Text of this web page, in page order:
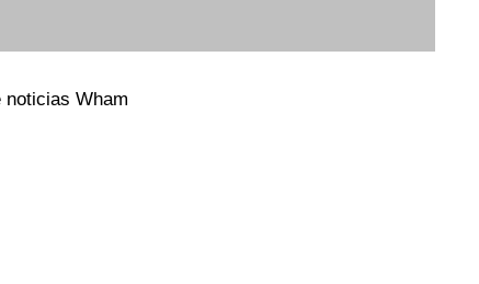
noticias Wham